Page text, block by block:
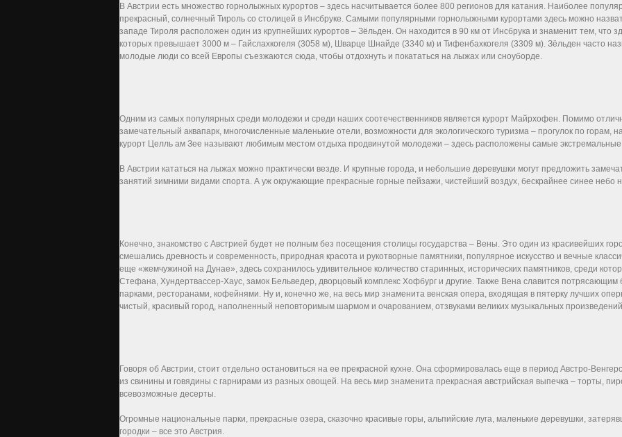
В Австрии есть множество горнолыжных курортов – здесь насчитывается более 800 регионов для катания. Наиболее
прекрасный, солнечный Тироль со столицей в Инсбруке. Самыми популярными горнолыжными курортами здесь можно
западе Тироля расположен один из крупнейших курортов – Зёльден. Он находится в 90 км от Инсбрука и знаменит тем, что
которых превышает 3000 м – Гайслахкогеля (3058 м), Шварце Шнайде (3340 м) и Тифенбахкогеля (3309 м). Зёльден часто
молодые люди со всей Европы съезжаются сюда, чтобы отдохнуть и покататься на лыжах или сноуборде.
Одним из самых популярных среди молодежи и среди наших соотечественников является курорт Майрхофен. Помимо
замечательный аквапарк, многочисленные маленькие отели, возможности для экологического туризма – прогулок по
курорт Целль ам Зее называют любимым местом отдыха продвинутой молодежи – здесь расположены самые
В Австрии кататься на лыжах можно практически везде. И крупные города, и небольшие деревушки могут предложить
занятий зимними видами спорта. А уж окружающие прекрасные горные пейзажи, чистейший воздух, бескрайнее синее небо
Конечно, знакомство с Австрией будет не полным без посещения столицы государства – Вены. Это один из красивейших
смешались древность и современность, природная красота и рукотворные памятники, популярное искусство и вечные
еще «жемчужиной на Дунае», здесь сохранилось удивительное количество старинных, исторических памятников, среди
Стефана, Хундертвассер-Хаус, замок Бельведер, дворцовый комплекс Хофбург и другие. Также Вена славится
парками, ресторанами, кофейнями. Ну и, конечно же, на весь мир знаменита венская опера, входящая в пятерку лучших
чистый, красивый город, наполненный неповторимым шармом и очарованием, отзвуками великих музыкальных
Говоря об Австрии, стоит отдельно остановиться на ее прекрасной кухне. Она сформировалась еще в период Австро-
из свинины и говядины с гарнирами из разных овощей. На весь мир знаменита прекрасная австрийская выпечка – торты,
всевозможные десерты.
Огромные национальные парки, прекрасные озера, сказочно красивые горы, альпийские луга, маленькие деревушки,
городки – все это Австрия.